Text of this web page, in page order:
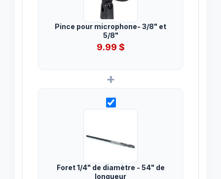
Pince pour microphone- 3/8" et
5/8"
9.99 $
+
Foret 1/4" de diamètre - 54" de
longueur